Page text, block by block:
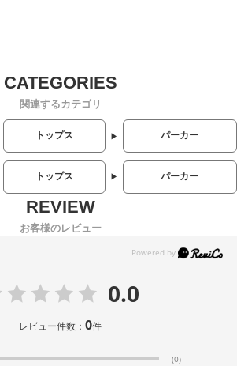
関連するカテゴリ
トップス パーカー
トップス パーカー
お客様のレビュー
0.0
レビュー件数：0件
(0)